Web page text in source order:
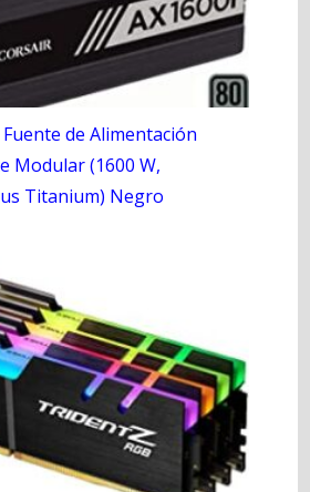
de Alimentación
Modular (1600 W,
Titanium) Negro